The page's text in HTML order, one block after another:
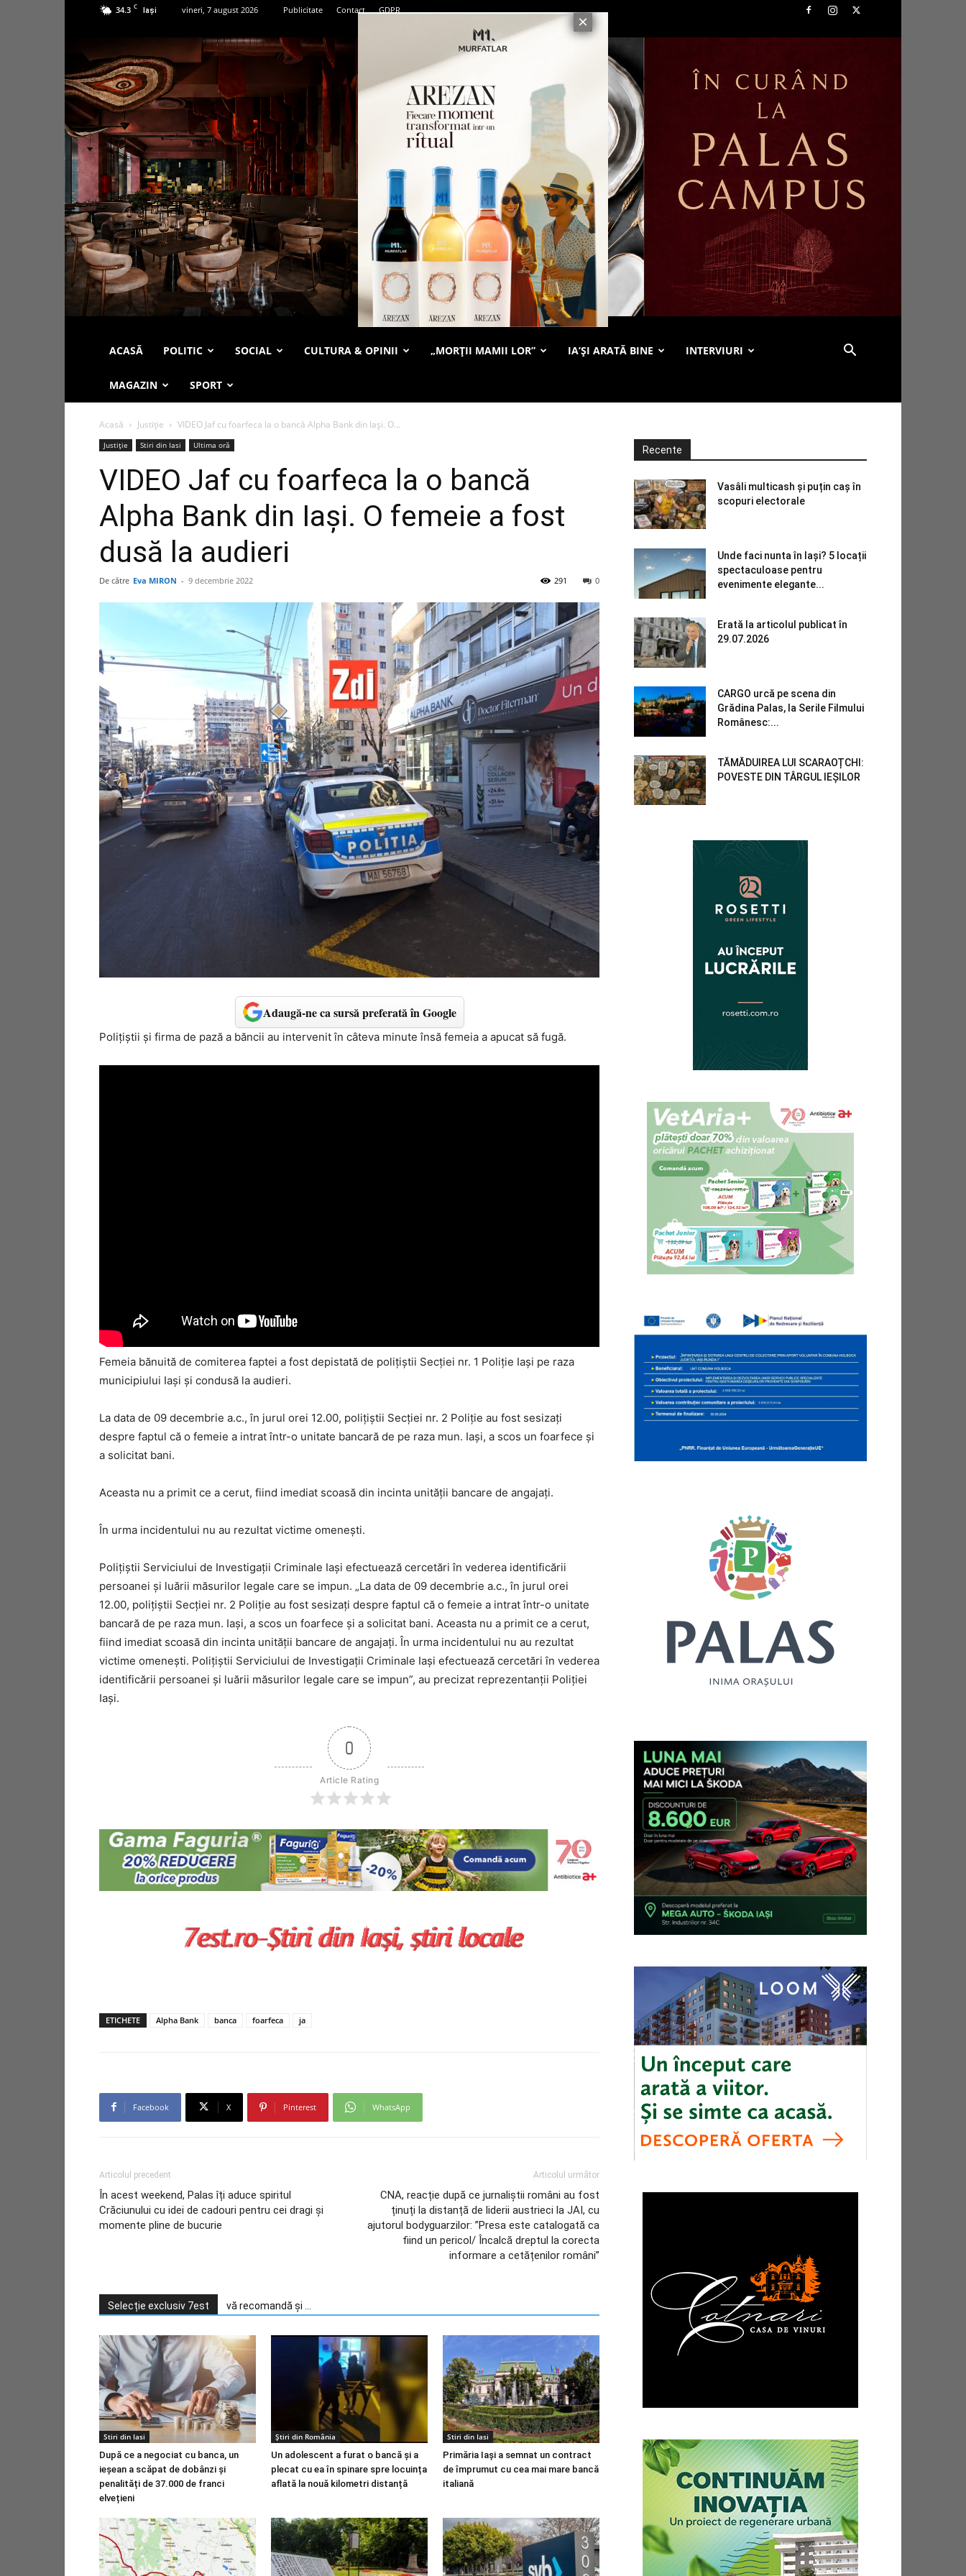
34.3 C Iași vineri, 7 august 2026 Publicitate Contact GDPR
ACASĂ POLITIC SOCIAL CULTURA & OPINII „MORȚII MAMII LOR” IA’ȘI ARATĂ BINE INTERVIURI
MAGAZIN SPORT
Acasă Justiție VIDEO Jaf cu foarfeca la o bancă Alpha Bank din Iași. O...
Justiție Stiri din Iasi Ultima oră
VIDEO Jaf cu foarfeca la o bancă
Alpha Bank din Iași. O femeie a fost
dusă la audieri
De către Eva MIRON - 9 decembrie 2022 0
291
Adaugă-ne ca sursă preferată în Google
Polițiștii și firma de pază a băncii au intervenit în câteva minute însă femeia a apucat să fugă.
Femeia bănuită de comiterea faptei a fost depistată de poliţiştii Secţiei nr. 1 Poliţie Iaşi pe raza
municipiului Iaşi şi condusă la audieri.
La data de 09 decembrie a.c., în jurul orei 12.00, polițiștii Secției nr. 2 Poliție au fost sesizați
despre faptul că o femeie a intrat într-o unitate bancară de pe raza mun. Iași, a scos un foarfece și
a solicitat bani.
Aceasta nu a primit ce a cerut, fiind imediat scoasă din incinta unității bancare de angajați.
În urma incidentului nu au rezultat victime omenești.
Polițiștii Serviciului de Investigații Criminale Iași efectuează cercetări în vederea identificării
persoanei și luării măsurilor legale care se impun. „La data de 09 decembrie a.c., în jurul orei
12.00, polițiștii Secției nr. 2 Poliție au fost sesizați despre faptul că o femeie a intrat într-o unitate
bancară de pe raza mun. Iași, a scos un foarfece și a solicitat bani. Aceasta nu a primit ce a cerut,
fiind imediat scoasă din incinta unității bancare de angajați. În urma incidentului nu au rezultat
victime omenești. Polițiștii Serviciului de Investigații Criminale Iași efectuează cercetări în vederea
identificării persoanei și luării măsurilor legale care se impun”, au precizat reprezentanții Poliției
Iași.
0
Article Rating
ETICHETE Alpha Bank banca foarfeca ja
Facebook X Pinterest WhatsApp
Articolul precedent
În acest weekend, Palas îți aduce spiritul
Crăciunului cu idei de cadouri pentru cei dragi și
momente pline de bucurie
Articolul următor
CNA, reacție după ce jurnaliștii români au fost
ținuți la distanță de liderii austrieci la JAI, cu
ajutorul bodyguarzilor: ”Presa este catalogată ca
fiind un pericol/ Încalcă dreptul la corecta
informare a cetățenilor români”
Selecție exclusiv 7est vă recomandă și ...
Stiri din Iasi
După ce a negociat cu banca, un
ieșean a scăpat de dobânzi și
penalități de 37.000 de franci
elvețieni
Știri din România
Un adolescent a furat o bancă și a
plecat cu ea în spinare spre locuința
aflată la nouă kilometri distanță
Stiri din Iasi
Primăria Iași a semnat un contract
de împrumut cu cea mai mare bancă
italiană
Recente
Vasâli multicash și puțin caș în
scopuri electorale
Unde faci nunta în Iași? 5 locații
spectaculoase pentru
evenimente elegante...
Erată la articolul publicat în
29.07.2026
CARGO urcă pe scena din
Grădina Palas, la Serile Filmului
Românesc:...
TĂMĂDUIREA LUI SCARAOȚCHI:
POVESTE DIN TÂRGUL IEȘILOR